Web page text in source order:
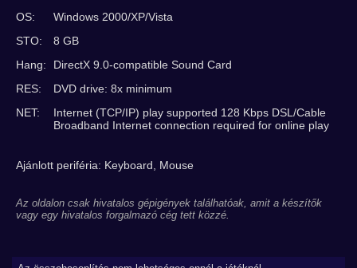
OS:
Windows 2000/XP/Vista
STO:
8 GB
Hang:
DirectX 9.0-compatible Sound Card
RES:
DVD drive: 8x minimum
NET:
Internet (TCP/IP) play supported 128 Kbps DSL/Cable
Broadband Internet connection required for online play
Ajánlott periféria: Keyboard, Mouse
Az oldalon csak hivatalos gépigények találhatóak, amit a készítők
vagy egy hivatalos forgalmazó cég tett közzé.